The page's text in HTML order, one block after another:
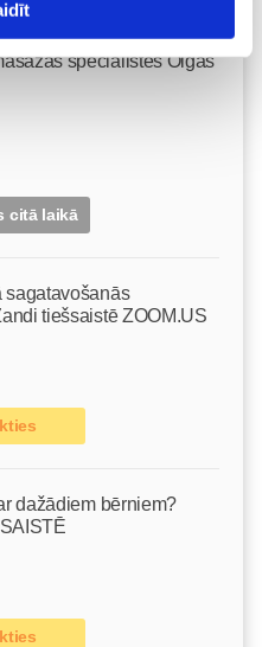
masāža, ķermeņa
speciālistes Olgas
citā laikā
sagatavošanās
tiešsaistē ZOOM.US
dažādiem bērniem?